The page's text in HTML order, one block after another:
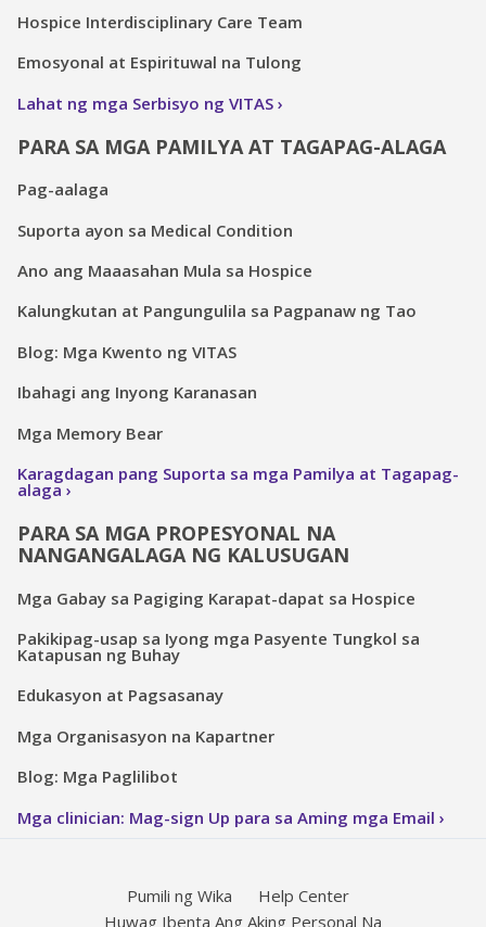
Hospice Interdisciplinary Care Team
Emosyonal at Espirituwal na Tulong
Lahat ng mga Serbisyo ng VITAS
PARA SA MGA PAMILYA AT TAGAPAG-ALAGA
Pag-aalaga
Suporta ayon sa Medical Condition
Ano ang Maaasahan Mula sa Hospice
Kalungkutan at Pangungulila sa Pagpanaw ng Tao
Blog: Mga Kwento ng VITAS
Ibahagi ang Inyong Karanasan
Mga Memory Bear
Karagdagan pang Suporta sa mga Pamilya at Tagapag-
alaga
PARA SA MGA PROPESYONAL NA
NANGANGALAGA NG KALUSUGAN
Mga Gabay sa Pagiging Karapat-dapat sa Hospice
Pakikipag-usap sa Iyong mga Pasyente Tungkol sa
Katapusan ng Buhay
Edukasyon at Pagsasanay
Mga Organisasyon na Kapartner
Blog: Mga Paglilibot
Mga clinician: Mag-sign Up para sa Aming mga Email
Pumili ng Wika
Help Center
Huwag Ibenta Ang Aking Personal Na